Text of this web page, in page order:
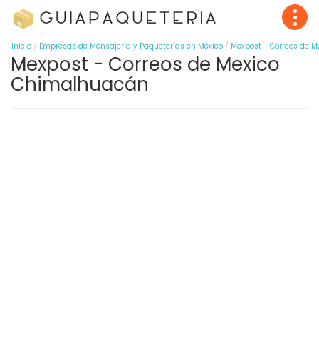
Inicio Empresas de Mensajería y Paqueterías en México Mexpost - Correos de
Mexpost - Correos de Mexico
Chimalhuacán